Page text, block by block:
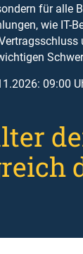
für alle
wie IT-
09:00